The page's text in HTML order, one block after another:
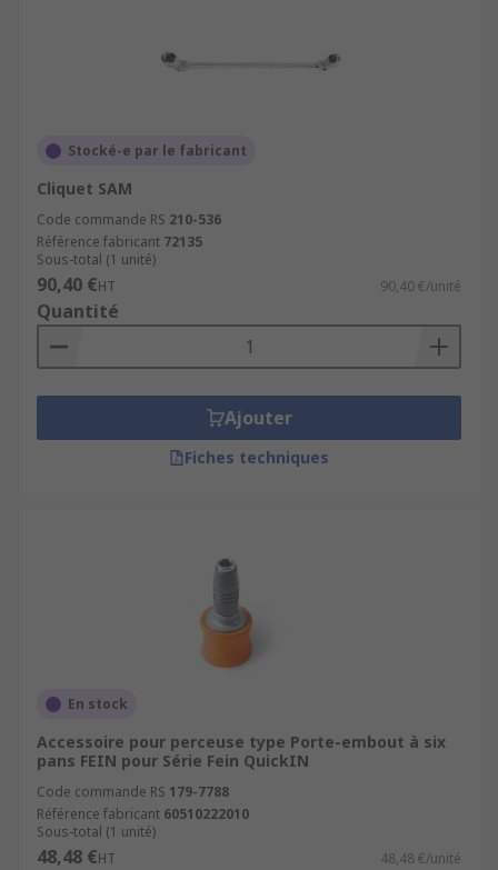
Stocké-e par le fabricant
Cliquet SAM
Code commande RS 210-536
Référence fabricant 72135
Sous-total (1 unité)
90,40 €HT 90,40 €/unité
Quantité
Ajouter
Fiches techniques
En stock
Accessoire pour perceuse type Porte-embout à six
pans FEIN pour Série Fein QuickIN
Code commande RS 179-7788
Référence fabricant 60510222010
Sous-total (1 unité)
48,48 €HT 48,48 €/unité